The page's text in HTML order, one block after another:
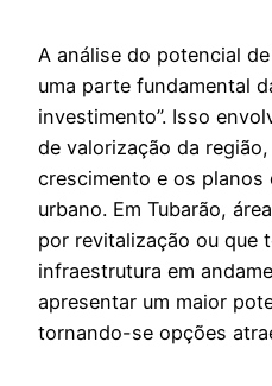
A análise do potencial
uma parte fundamental
investimento”. Isso
de valorização da
crescimento e os planos
urbano. Em Tubarão,
por revitalização ou que
infraestrutura em
apresentar um maior
tornando-se opções